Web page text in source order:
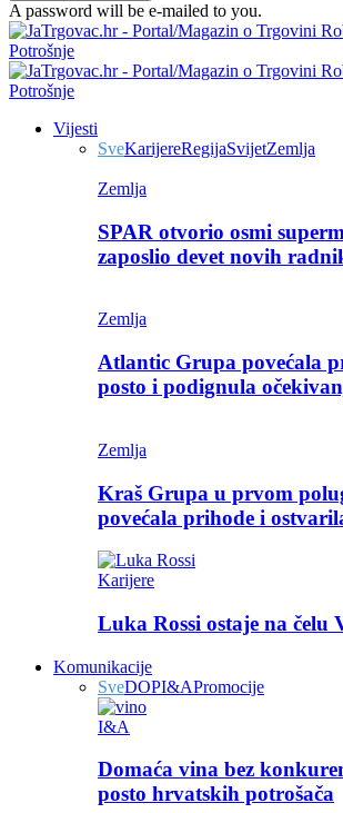
A password will be e-mailed to you.
Vijesti
SveKarijereRegijaSvijetZemlja
Zemlja
SPAR otvorio osmi
zaposlio devet novih
Zemlja
Atlantic Grupa povećala
posto i podignula
Zemlja
Kraš Grupa u prvom
povećala prihode i
Karijere
Luka Rossi ostaje na čelu
Komunikacije
SveDOPI&APromocije
I&A
Domaća vina bez
posto hrvatskih potrošača